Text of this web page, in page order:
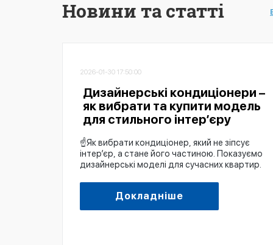
Новини та статті
2026-01-30 17:50:00
Дизайнерські кондиціонери –
як вибрати та купити модель
для стильного інтер’єру
☝️Як вибрати кондиціонер, який не зіпсує
інтер’єр, а стане його частиною. Показуємо
дизайнерські моделі для сучасних квартир.
Докладніше